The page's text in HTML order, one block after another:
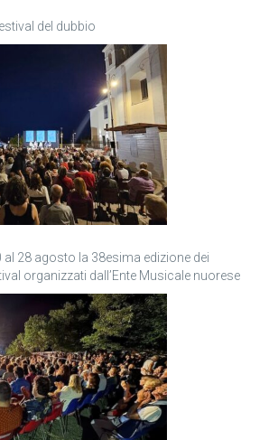
del dubbio
al 28 agosto la 38esima edizione dei
organizzati dall’Ente Musicale nuorese